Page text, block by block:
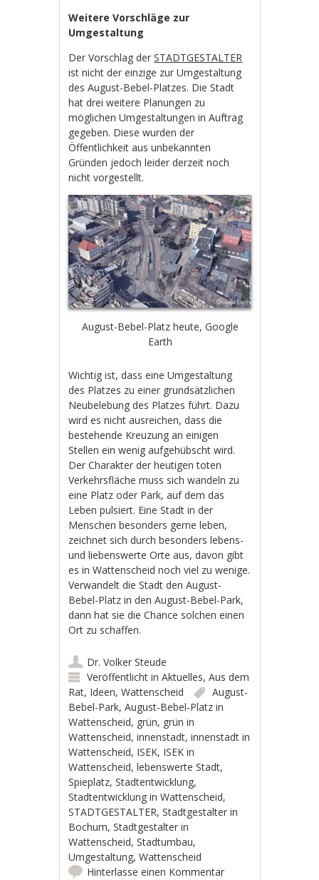
Weitere Vorschläge zur
Umgestaltung
Der Vorschlag derSTADTGESTALTER
ist nicht der einzige zur Umgestaltung
des August-Bebel-Platzes. Die Stadt
hat drei weitere Planungen zu
möglichen Umgestaltungen in Auftrag
gegeben. Diese wurden der
Öffentlichkeit aus unbekannten
Gründen jedoch leider derzeit noch
nicht vorgestellt.
August-Bebel-Platz heute, Google
Earth
Wichtig ist, dass eine Umgestaltung
des Platzes zu einer grundsätzlichen
Neubelebung des Platzes führt. Dazu
wird es nicht ausreichen, dass die
bestehende Kreuzung an einigen
Stellen ein wenig aufgehübscht wird.
Der Charakter der heutigen toten
Verkehrsfläche muss sich wandeln zu
eine Platz oder Park, auf dem das
Leben pulsiert. Eine Stadt in der
Menschen besonders gerne leben,
zeichnet sich durch besonders lebens-
und liebenswerte Orte aus, davon gibt
es in Wattenscheid noch viel zu wenige.
Verwandelt die Stadt den August-
Bebel-Platz in den August-Bebel-Park,
dann hat sie die Chance solchen einen
Ort zu schaffen.
Dr. Volker Steude
Veröffentlicht inAktuelles,Aus dem
Rat, Ideen,Wattenscheid
August-
Bebel-Park,August-Bebel-Platz in
Wattenscheid, grün, grün in
Wattenscheid,innenstadt,innenstadt in
Wattenscheid, ISEK, ISEK in
Wattenscheid,lebenswerte Stadt,
Spieplatz,Stadtentwicklung,
Stadtentwicklung in Wattenscheid,
STADTGESTALTER,Stadtgestalter in
Bochum,Stadtgestalter in
Wattenscheid,Stadtumbau,
Umgestaltung,Wattenscheid
Hinterlasse einen Kommentar